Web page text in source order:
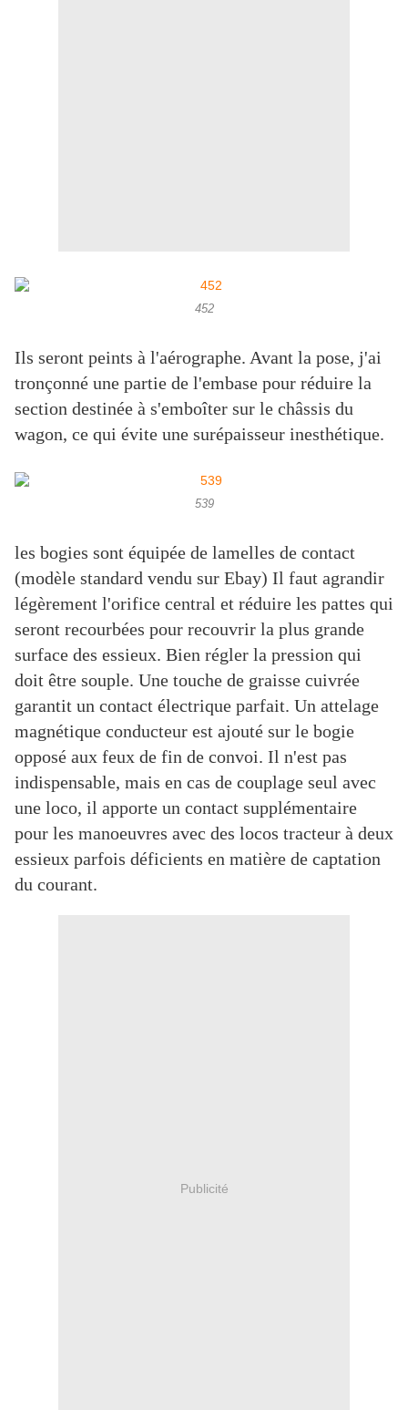
452
Ils seront peints à l'aérographe. Avant la pose, j'ai
tronçonné une partie de l'embase pour réduire la
section destinée à s'emboîter sur le châssis du
wagon, ce qui évite une surépaisseur inesthétique.
539
les bogies sont équipée de lamelles de contact
(modèle standard vendu sur Ebay) Il faut agrandir
légèrement l'orifice central et réduire les pattes qui
seront recourbées pour recouvrir la plus grande
surface des essieux. Bien régler la pression qui
doit être souple. Une touche de graisse cuivrée
garantit un contact électrique parfait. Un attelage
magnétique conducteur est ajouté sur le bogie
opposé aux feux de fin de convoi. Il n'est pas
indispensable, mais en cas de couplage seul avec
une loco, il apporte un contact supplémentaire
pour les manoeuvres avec des locos tracteur à deux
essieux parfois déficients en matière de captation
du courant.
Publicité